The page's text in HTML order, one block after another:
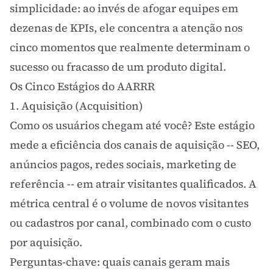
simplicidade: ao invés de afogar equipes em
dezenas de KPIs, ele concentra a atenção nos
cinco momentos que realmente determinam o
sucesso ou fracasso de um produto digital.
Os Cinco Estágios do AARRR
1. Aquisição (Acquisition)
Como os usuários chegam até você? Este estágio
mede a eficiência dos canais de aquisição -- SEO,
anúncios pagos, redes sociais, marketing de
referência-- em atrair visitantes qualificados. A
métrica central é o volume de novos visitantes
ou cadastros por canal, combinado com o custo
por aquisição.
Perguntas-chave: quais canais geram mais